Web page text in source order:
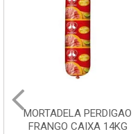
SALSICHA HOT DOG
PERDIGAO CX 20KG